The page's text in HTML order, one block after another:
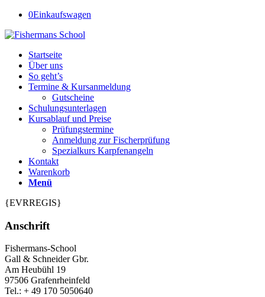
0Einkaufswagen
Startseite
Über uns
So geht’s
Termine & Kursanmeldung
Gutscheine
Schulungsunterlagen
Kursablauf und Preise
Prüfungstermine
Anmeldung zur Fischerprüfung
Spezialkurs Karpfenangeln
Kontakt
Warenkorb
Menü
{EVRREGIS}
Anschrift
Fishermans-School
Gall & Schneider Gbr.
Am Heubühl 19
97506 Grafenrheinfeld
Tel.: + 49 170 5050640